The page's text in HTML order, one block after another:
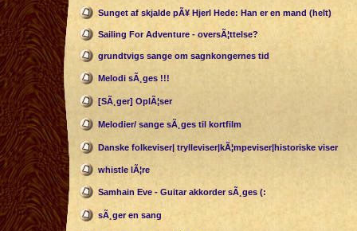
Sunget af skjalde pÃ¥ Hjerl Hede: Han er en mand (helt)
Sailing For Adventure - oversÃ¦ttelse?
grundtvigs sange om sagnkongernes tid
Melodi sÃ¸ges !!!
[SÃ¸ger] OplÃ¦ser
Melodier/ sange sÃ¸ges til kortfilm
Danske folkeviser| trylleviser|kÃ¦mpeviser|historiske viser
whistle lÃ¦re
Samhain Eve - Guitar akkorder sÃ¸ges (:
sÃ¸ger en sang